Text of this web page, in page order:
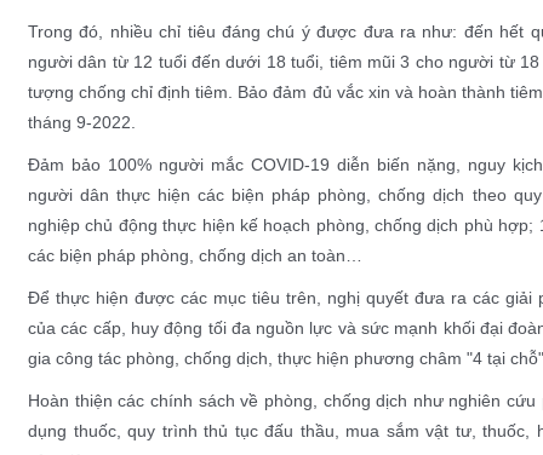
Trong đó, nhiều chỉ tiêu đáng chú ý được đưa ra như: đến hết
người dân từ 12 tuổi đến dưới 18 tuổi, tiêm mũi 3 cho người từ
tượng chống chỉ định tiêm. Bảo đảm đủ vắc xin và hoàn thành
tháng 9-2022.
Đảm bảo 100% người mắc COVID-19 diễn biến nặng, nguy
người dân thực hiện các biện pháp phòng, chống dịch theo
nghiệp chủ động thực hiện kế hoạch phòng, chống dịch phù
các biện pháp phòng, chống dịch an toàn…
Để thực hiện được các mục tiêu trên, nghị quyết đưa ra các
của các cấp, huy động tối đa nguồn lực và sức mạnh khối đại
gia công tác phòng, chống dịch, thực hiện phương châm "4 tại
Hoàn thiện các chính sách về phòng, chống dịch như nghiên
dụng thuốc, quy trình thủ tục đấu thầu, mua sắm vật tư,